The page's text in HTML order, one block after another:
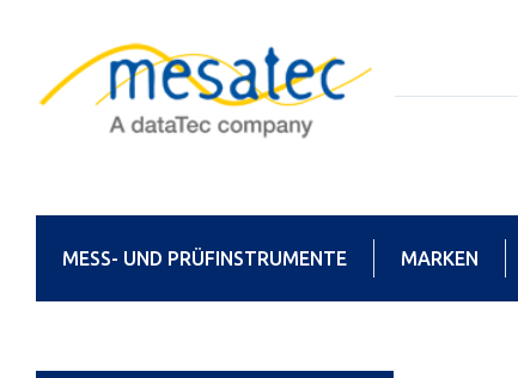
MESS- UND PRÜFINSTRUMENTE MARKEN